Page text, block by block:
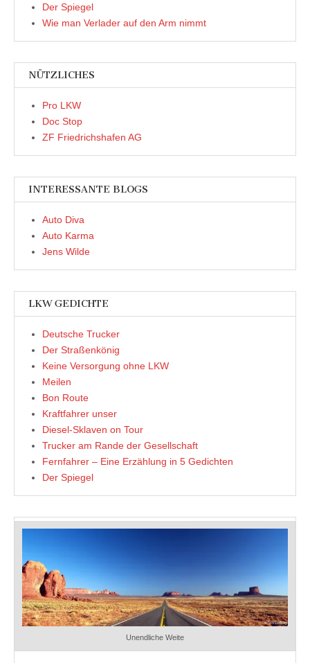
Der Spiegel
Wie man Verlader auf den Arm nimmt
NÜTZLICHES
Pro LKW
Doc Stop
ZF Friedrichshafen AG
INTERESSANTE BLOGS
Auto Diva
Auto Karma
Jens Wilde
LKW GEDICHTE
Deutsche Trucker
Der Straßenkönig
Keine Versorgung ohne LKW
Meilen
Bon Route
Kraftfahrer unser
Diesel-Sklaven on Tour
Trucker am Rande der Gesellschaft
Fernfahrer – Eine Erzählung in 5 Gedichten
Der Spiegel
Unendliche Weite